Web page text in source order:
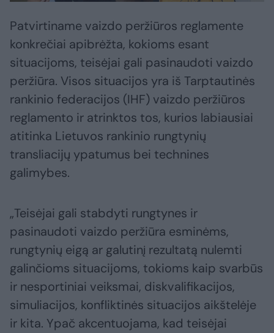
Patvirtiname vaizdo peržiūros reglamente
konkrečiai apibrėžta, kokioms esant
situacijoms, teisėjai gali pasinaudoti vaizdo
peržiūra. Visos situacijos yra iš Tarptautinės
rankinio federacijos (IHF) vaizdo peržiūros
reglamento ir atrinktos tos, kurios labiausiai
atitinka Lietuvos rankinio rungtynių
transliacijų ypatumus bei technines
galimybes.
„Teisėjai gali stabdyti rungtynes ir
pasinaudoti vaizdo peržiūra esminėms,
rungtynių eigą ar galutinį rezultatą nulemti
galinčioms situacijoms, tokioms kaip svarbūs
ir nesportiniai veiksmai, diskvalifikacijos,
simuliacijos, konfliktinės situacijos aikštelėje
ir kita. Ypač akcentuojama, kad teisėjai